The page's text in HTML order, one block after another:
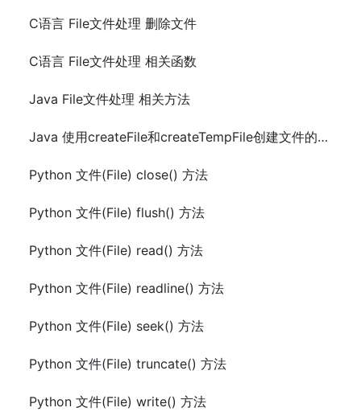
C语言 File文件处理 删除文件
C语言 File文件处理 相关函数
Java File文件处理 相关方法
Java 使用createFile和createTempFile创建文件的方法及示例代码
Python 文件(File) close() 方法
Python 文件(File) flush() 方法
Python 文件(File) read() 方法
Python 文件(File) readline() 方法
Python 文件(File) seek() 方法
Python 文件(File) truncate() 方法
Python 文件(File) write() 方法